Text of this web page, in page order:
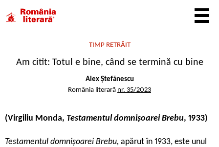
TIMP RETRĂIT
Am citit: Totul e bine, când se termină cu bine
Alex Ștefănescu
România literară nr. 35/2023
(Virgiliu Monda, Testamentul domnișoarei Brebu, 1933)
Testamentul domnișoarei Brebu, apărut în 1933, este unul